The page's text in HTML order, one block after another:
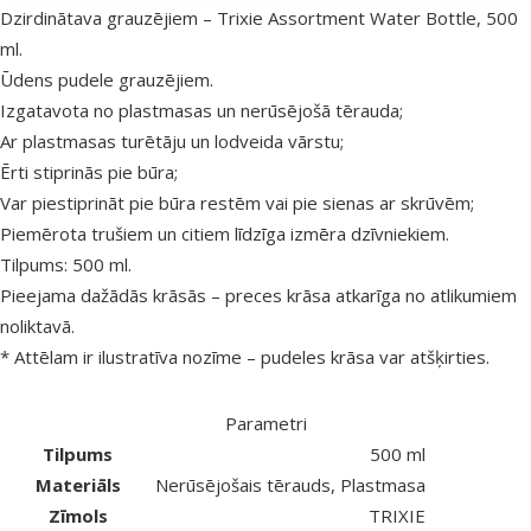
superzoo.product.detail.content
Dzirdinātava grauzējiem – Trixie Assortment Water Bottle, 500
ml.
Ūdens pudele grauzējiem.
Izgatavota no plastmasas un nerūsējošā tērauda;
Ar plastmasas turētāju un lodveida vārstu;
Ērti stiprinās pie būra;
Var piestiprināt pie būra restēm vai pie sienas ar skrūvēm;
Piemērota trušiem un citiem līdzīga izmēra dzīvniekiem.
Tilpums: 500 ml.
Pieejama dažādās krāsās – preces krāsa atkarīga no atlikumiem
noliktavā.
* Attēlam ir ilustratīva nozīme – pudeles krāsa var atšķirties.
Parametri
Tilpums
500 ml
Materiāls
Nerūsējošais tērauds, Plastmasa
Zīmols
TRIXIE